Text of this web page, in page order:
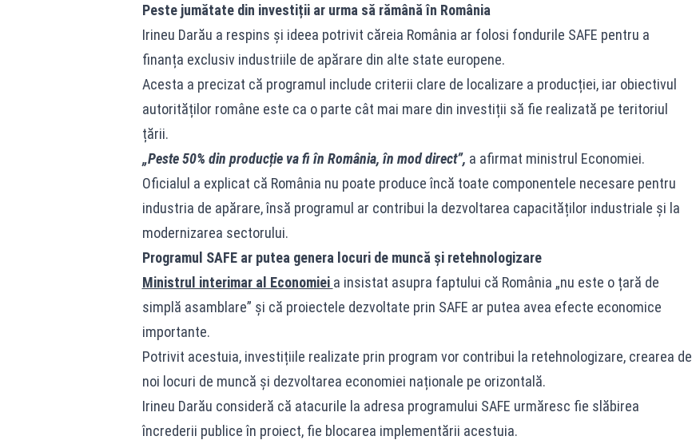
Peste jumătate din investiții ar urma să rămână în România
Irineu Darău a respins și ideea potrivit căreia România ar folosi fondurile SAFE pentru a
finanța exclusiv industriile de apărare din alte state europene.
Acesta a precizat că programul include criterii clare de localizare a producției, iar obiectivul
autorităților române este ca o parte cât mai mare din investiții să fie realizată pe teritoriul
țării.
„Peste 50% din producție va fi în România, în mod direct”, a afirmat ministrul Economiei.
Oficialul a explicat că România nu poate produce încă toate componentele necesare pentru
industria de apărare, însă programul ar contribui la dezvoltarea capacităților industriale și la
modernizarea sectorului.
Programul SAFE ar putea genera locuri de muncă și retehnologizare
Ministrul interimar al Economiei a insistat asupra faptului că România „nu este o țară de
simplă asamblare” și că proiectele dezvoltate prin SAFE ar putea avea efecte economice
importante.
Potrivit acestuia, investițiile realizate prin program vor contribui la retehnologizare, crearea de
noi locuri de muncă și dezvoltarea economiei naționale pe orizontală.
Irineu Darău consideră că atacurile la adresa programului SAFE urmăresc fie slăbirea
încrederii publice în proiect, fie blocarea implementării acestuia.